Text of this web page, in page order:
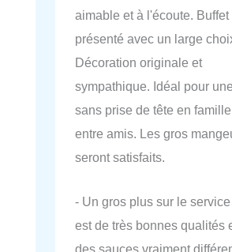
aimable et à l'écoute. Buffet
présenté avec un large
Décoration originale et
sympathique. Idéal pour
sans prise de tête en
entre amis. Les gros
seront satisfaits.
- Un gros plus sur le
est de très bonnes qualités
des sauces vraiment